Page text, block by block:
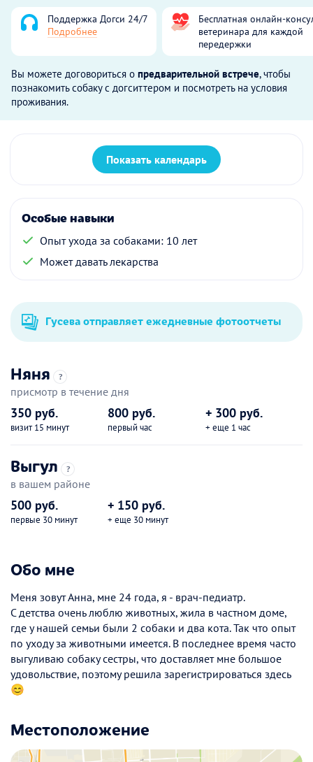
Поддержка Догси 24/7
Подробнее
Бесплатная онлайн-
ветеринара для каждой
передержки
Вы можете договориться о предварительной встрече, чтобы
познакомить собаку с догситтером и посмотреть на условия
проживания.
Показать календарь
Особые навыки
Опыт ухода за собаками: 10 лет
Может давать лекарства
Гусева отправляет ежедневные фотоотчеты
Няня ?
присмотр в течение дня
350 руб.
визит 15 минут
800 руб.
первый час
+ 300 руб.
+ еще 1 час
Выгул ?
в вашем районе
500 руб.
первые 30 минут
+ 150 руб.
+ еще 30 минут
Обо мне
Меня зовут Анна, мне 24 года, я - врач-педиатр.
С детства очень люблю животных, жила в частном доме,
где у нашей семьи были 2 собаки и два кота. Так что опыт
по уходу за животными имеется. В последнее время часто
выгуливаю собаку сестры, что доставляет мне большое
удовольствие, поэтому решила зарегистрироваться здесь
😊
Местоположение